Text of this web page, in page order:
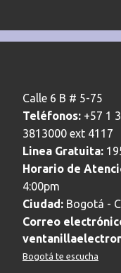
Calle 6 B # 5-75
Teléfonos: +57 1
3813000 ext 4117
Linea Gratuita:
Horario de
4:00pm
Ciudad: Bogotá -
Correo
Bogotá te escucha